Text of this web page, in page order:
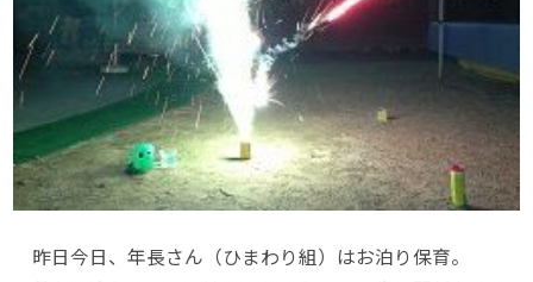
昨日今日、年長さん（ひまわり組）はお泊り保育。